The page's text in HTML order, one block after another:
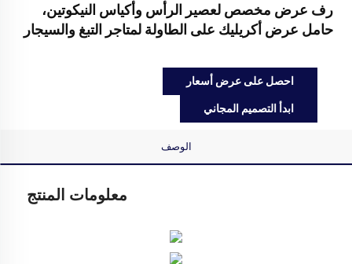
رف عرض مخصص لعصير الرأس وأكياس النيكوتين،
حامل عرض أكريليك على الطاولة لمتاجر التبغ والسيجار
احصل على عرض أسعار
ابدأ التصميم المجاني
الوصف
معلومات المنتج